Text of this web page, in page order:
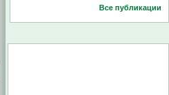
Все публикации